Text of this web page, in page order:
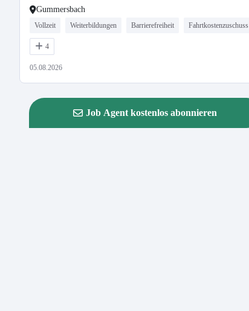
Gummersbach
Vollzeit Weiterbildungen Barrierefreiheit Fahrtkostenzuschuss
4
05.08.2026
Job Agent kostenlos abonnieren